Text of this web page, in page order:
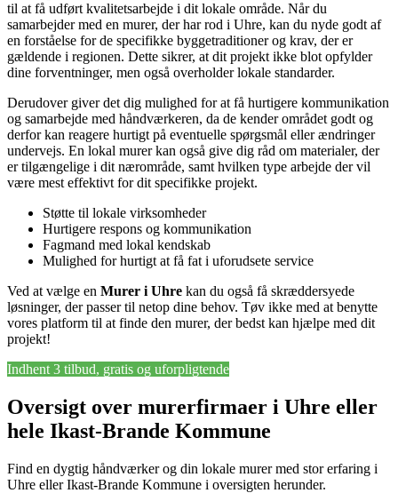
til at få udført kvalitetsarbejde i dit lokale område. Når du
samarbejder med en murer, der har rod i Uhre, kan du nyde godt af
en forståelse for de specifikke byggetraditioner og krav, der er
gældende i regionen. Dette sikrer, at dit projekt ikke blot opfylder
dine forventninger, men også overholder lokale standarder.
Derudover giver det dig mulighed for at få hurtigere kommunikation
og samarbejde med håndværkeren, da de kender området godt og
derfor kan reagere hurtigt på eventuelle spørgsmål eller ændringer
undervejs. En lokal murer kan også give dig råd om materialer, der
er tilgængelige i dit nærområde, samt hvilken type arbejde der vil
være mest effektivt for dit specifikke projekt.
Støtte til lokale virksomheder
Hurtigere respons og kommunikation
Fagmand med lokal kendskab
Mulighed for hurtigt at få fat i uforudsete service
Ved at vælge en Murer i Uhre kan du også få skræddersyede
løsninger, der passer til netop dine behov. Tøv ikke med at benytte
vores platform til at finde den murer, der bedst kan hjælpe med dit
projekt!
Indhent 3 tilbud, gratis og uforpligtende
Oversigt over murerfirmaer i Uhre eller
hele Ikast-Brande Kommune
Find en dygtig håndværker og din lokale murer med stor erfaring i
Uhre eller Ikast-Brande Kommune i oversigten herunder.